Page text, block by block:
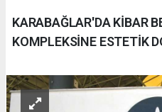
KARABAĞLAR'DA KİBAR
KOMPLEKSİNE ESTETİK